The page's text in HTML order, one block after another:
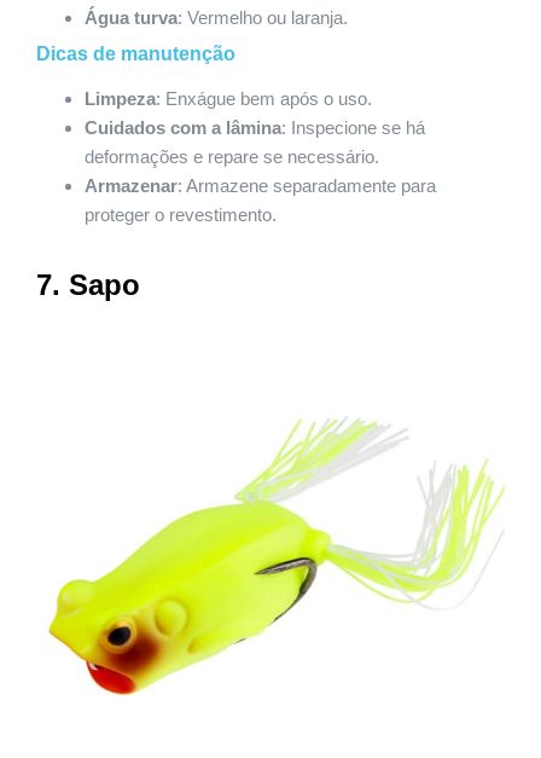
Água turva: Vermelho ou laranja.
Dicas de manutenção
Limpeza: Enxágue bem após o uso.
Cuidados com a lâmina: Inspecione se há
deformações e repare se necessário.
Armazenar: Armazene separadamente para
proteger o revestimento.
7. Sapo